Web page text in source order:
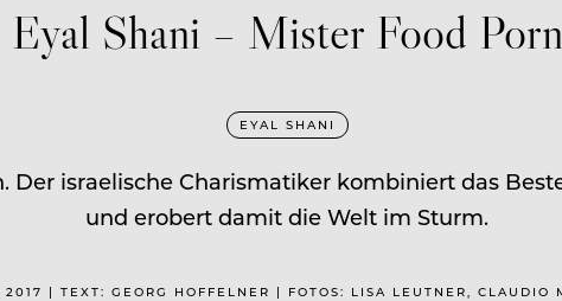
Eyal Shani – Mister Food Porn
EYAL SHANI
Der israelische Charismatiker kombiniert das
und erobert damit die Welt im Sturm.
| TEXT: GEORG HOFFELNER | FOTOS: LISA LEUTNER, CLAUDIO